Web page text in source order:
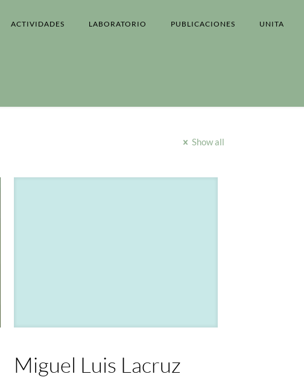
ACTIVIDADES LABORATORIO PUBLICACIONES UNITA
Show all
Miguel Luis Lacruz